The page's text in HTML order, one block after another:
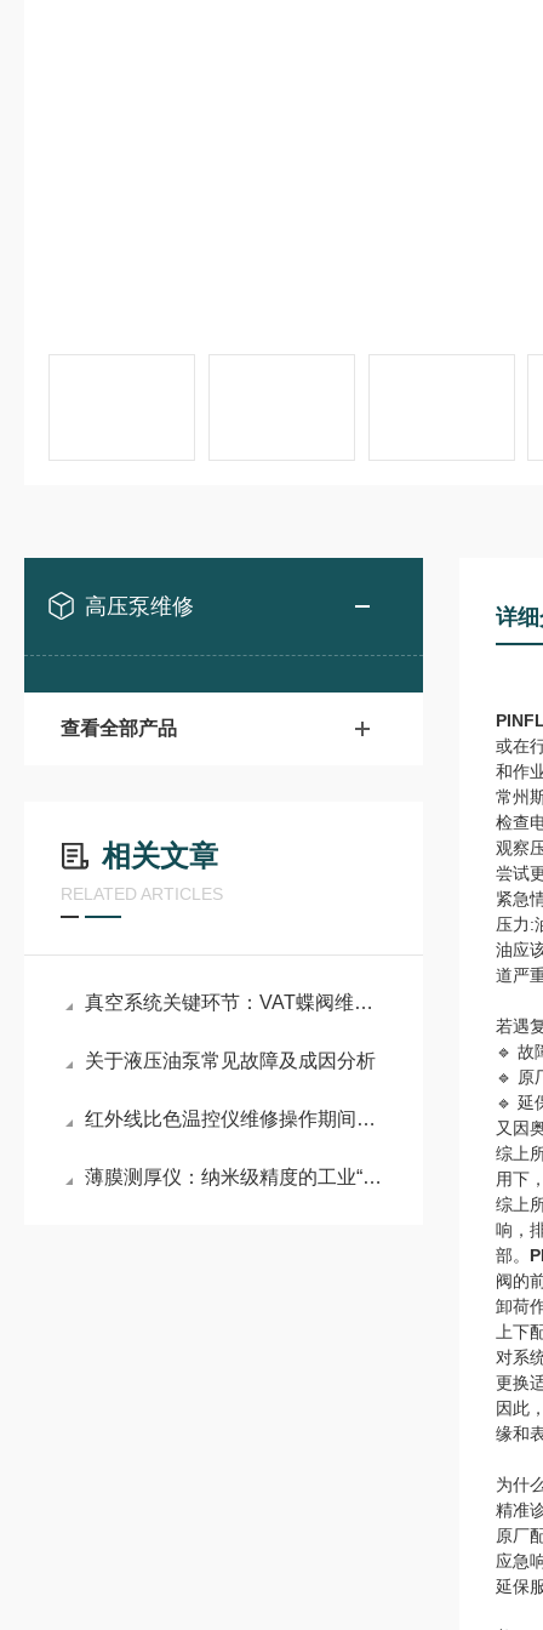
高压泵维修
查看全部产品
相关文章
RELATED ARTICLES
真空系统关键环节：VAT蝶阀维修原理与密封性能重构技术
关于液压油泵常见故障及成因分析
红外线比色温控仪维修操作期间的注意事项
薄膜测厚仪：纳米级精度的工业“显微镜”
详
或在
和作
常州
检查
观察
尝试
紧急
压力:
油应
道严
若遇
🔹 故
🔹 原
🔹 延
又因
综上
用下
综上
响，
部。
阀的
卸荷
上下
对系
更换
因此
缘和
为什
精准
原厂
应急
延保